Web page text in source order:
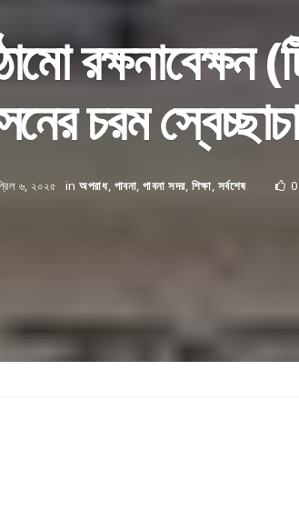
রক্ষনাবেক্ষন
চরম
৬, ২০২৫ in অপরাধ, পাবনা,পাবনা সদর, শিক্ষা, সর্বশেষ 0